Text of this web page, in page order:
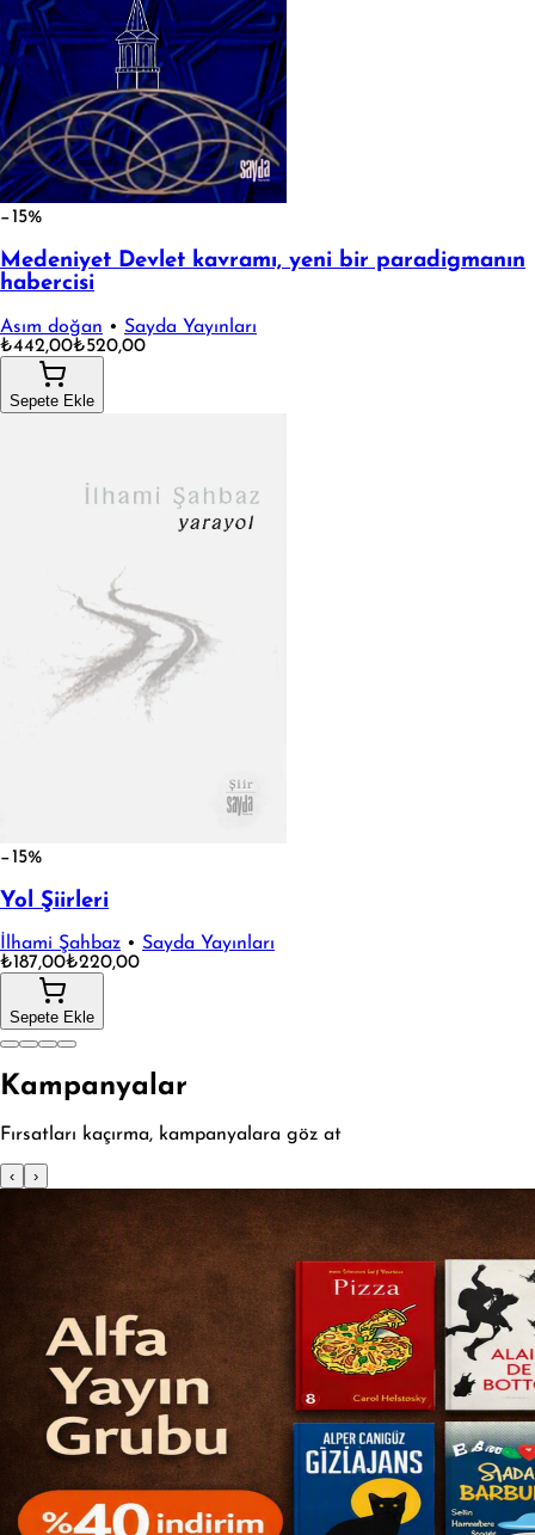
−15%
Medeniyet Devlet kavramı, yeni bir paradigmanın
habercisi
Asım doğan • Sayda Yayınları
₺442,00₺520,00
Sepete Ekle
−15%
Yol Şiirleri
İlhami Şahbaz • Sayda Yayınları
₺187,00₺220,00
Sepete Ekle
Kampanyalar
Fırsatları kaçırma, kampanyalara göz at
‹ ›